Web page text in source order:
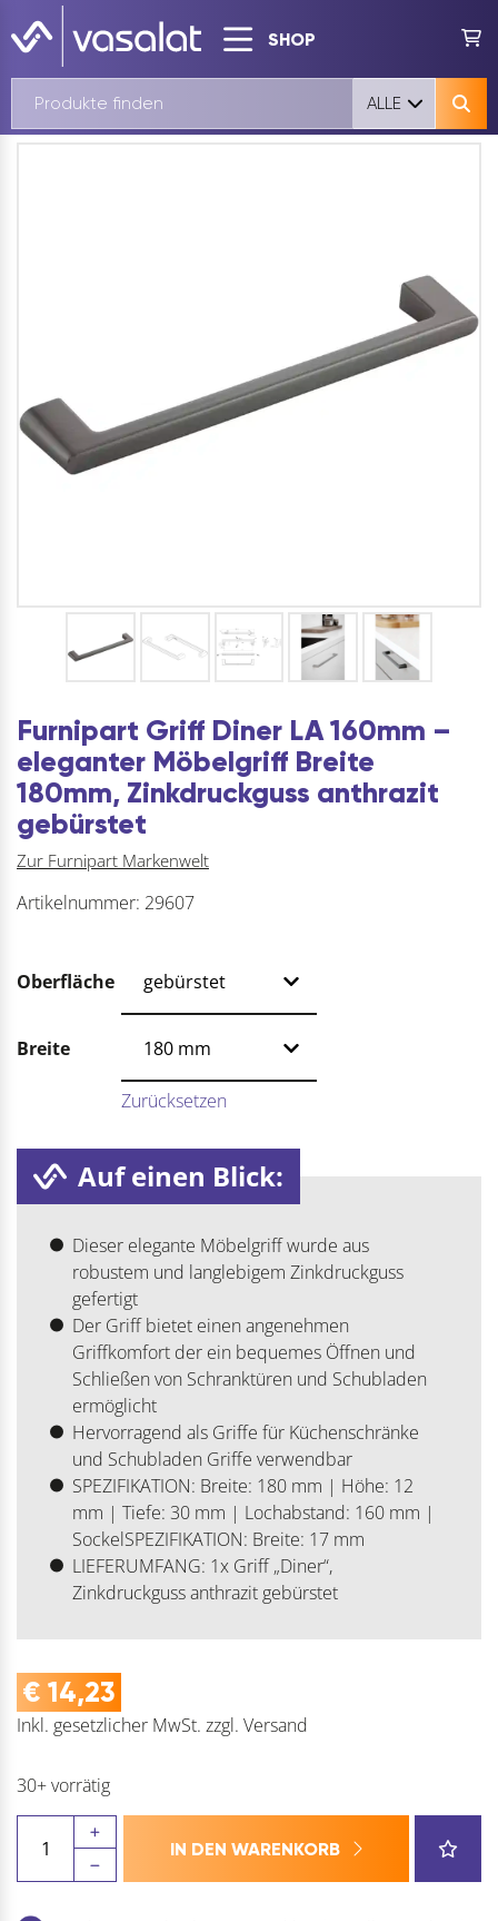
SHOP
ALLE
Furnipart Griff Diner LA 160mm –
eleganter Möbelgriff Breite
180mm, Zinkdruckguss anthrazit
gebürstet
Zur Furnipart Markenwelt
Artikelnummer: 29607
Oberfläche
Breite
Zurücksetzen
Auf einen Blick:
Dieser elegante Möbelgriff wurde aus
robustem und langlebigem Zinkdruckguss
gefertigt
Der Griff bietet einen angenehmen
Griffkomfort der ein bequemes Öffnen und
Schließen von Schranktüren und Schubladen
ermöglicht
Hervorragend als Griffe für Küchenschränke
und Schubladen Griffe verwendbar
SPEZIFIKATION: Breite: 180 mm | Höhe: 12
mm | Tiefe: 30 mm | Lochabstand: 160 mm |
SockelSPEZIFIKATION: Breite: 17 mm
LIEFERUMFANG: 1x Griff „Diner“,
Zinkdruckguss anthrazit gebürstet
€ 14,23
Inkl. gesetzlicher MwSt. zzgl. Versand
30+ vorrätig
FURNIPART
Möbelgriff
Diner
IN DEN WARENKORB